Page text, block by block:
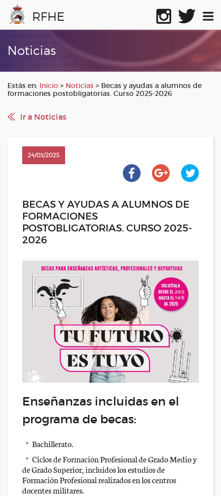
RFHE
Noticias
Estás en: Inicio > Noticias > Becas y ayudas a alumnos de
formaciones postobligatorias. Curso 2025-2026
Ir a Noticias
24/03/2025
BECAS Y AYUDAS A ALUMNOS DE
FORMACIONES
POSTOBLIGATORIAS. CURSO 2025-
2026
Enseñanzas incluidas en el
programa de becas:
Bachillerato.
Ciclos de Formación Profesional de Grado Medio y
de Grado Superior, incluidos los estudios de
Formación Profesional realizados en los centros
docentes militares.